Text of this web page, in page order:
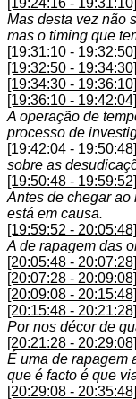
[19:24:16 - 19:31:10]
Mas desta vez não
mas o timing que
[19:31:10 - 19:32:50]
[19:32:50 - 19:34:30]
[19:34:30 - 19:36:10]
[19:36:10 - 19:42:04]
A operação de
processo de
[19:42:04 - 19:50:48]
sobre as
[19:50:48 - 19:59:52]
Antes de chegar ao
está em causa.
[19:59:52 - 20:05:48]
A de rapagem das
[20:05:48 - 20:07:28]
[20:07:28 - 20:09:08]
[20:09:08 - 20:15:48]
[20:15:48 - 20:21:28]
Por nos décor de
[20:21:28 - 20:29:08]
É uma de rapagem
que é facto é que
[20:29:08 - 20:35:48]